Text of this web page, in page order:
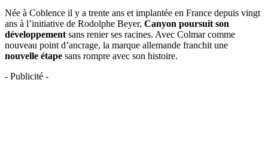
Née à Coblence il y a trente ans et implantée en France depuis vingt
ans à l’initiative de Rodolphe Beyer, Canyon poursuit son
développement sans renier ses racines. Avec Colmar comme
nouveau point d’ancrage, la marque allemande franchit une
nouvelle étape sans rompre avec son histoire.
- Publicité -